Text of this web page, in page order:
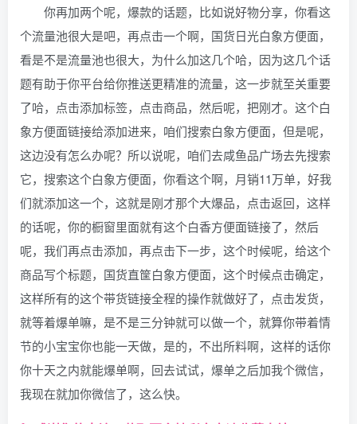
你再加两个呢，爆款的话题，比如说好物分享，你看这
个流量池很大是吧，再点击一个啊，国货日光白象方便面，
看是不是流量池也很大，为什么加这几个哈，因为这几个话
题有助于你平台给你推送更精准的流量，这一步就至关重要
了哈，点击添加标签，点击商品，然后呢，把刚才。这个白
象方便面链接给添加进来，咱们搜索白象方便面，但是呢，
这边没有怎么办呢？所以说呢，咱们去咸鱼品广场去先搜索
它，搜索这个白象方便面，你看这个啊，月销11万单，好我
们就添加这一个，这就是刚才那个大爆品，点击返回，这样
的话呢，你的橱窗里面就有这个白香方便面链接了，然后
呢，我们再点击添加，再点击下一步，这个时候呢，给这个
商品写个标题，国货直筐白象方便面，这个时候点击确定，
这样所有的这个带货链接全程的操作就做好了，点击发货，
就等着爆单嘛，是不是三分钟就可以做一个，就算你带着情
节的小宝宝你也能一天做，是的，不出所料啊，这样的话你
你十天之内就能爆单啊，回去试试，爆单之后加我个微信，
我现在就加你微信了，这么快。